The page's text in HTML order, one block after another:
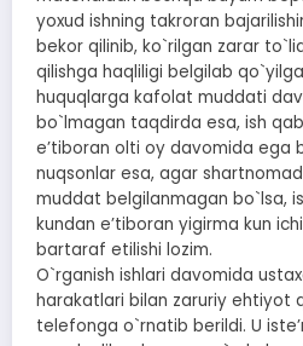
yoxud ishning takroran
bekor qilinib, ko`rilgan zarar
qilishga haqliligi belgilab
huquqlarga kafolat muddati
bo`lmagan taqdirda esa, ish
eʼtiboran olti oy davomida ega
nuqsonlar esa, agar
muddat belgilanmagan bo`lsa,
kundan eʼtiboran yigirma kun
bartaraf etilishi lozim.
O`rganish ishlari davomida
harakatlari bilan zaruriy ehtiyot
telefonga o`rnatib berildi. U